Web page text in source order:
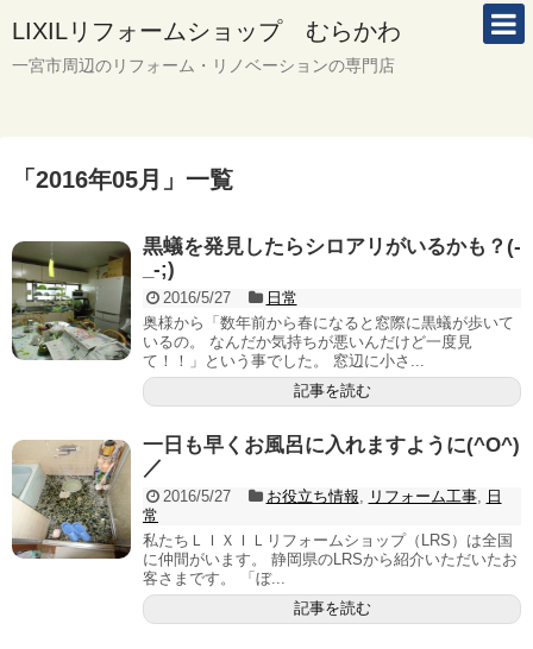
LIXILリフォームショップ むらかわ
一宮市周辺のリフォーム・リノベーションの専門店
「 2016年05月 」 一覧
黒蟻を発見したらシロアリがいるかも？(-
_-;)
2016/5/27
日常
奥様から「数年前から春になると窓際に黒蟻が歩いて
いるの。 なんだか気持ちが悪いんだけど一度見
て！！」という事でした。 窓辺に小さ...
記事を読む
一日も早くお風呂に入れますように(^O^)
／
2016/5/27 お役立ち情報 リフォーム工事,
日
常
私たちＬＩＸＩＬリフォームショップ（LRS）は全国
に仲間がいます。 静岡県のLRSから紹介いただいたお
客さまです。 「ぼ...
記事を読む